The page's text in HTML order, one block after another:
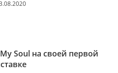
Soul на своей первой